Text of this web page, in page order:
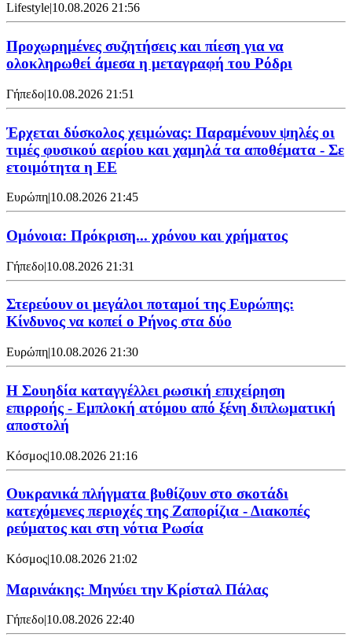
Lifestyle|10.08.2026 21:56
Προχωρημένες συζητήσεις και πίεση για να
ολοκληρωθεί άμεσα η μεταγραφή του Ρόδρι
Γήπεδο|10.08.2026 21:51
Έρχεται δύσκολος χειμώνας: Παραμένουν ψηλές οι
τιμές φυσικού αερίου και χαμηλά τα αποθέματα - Σε
ετοιμότητα η ΕΕ
Ευρώπη|10.08.2026 21:45
Ομόνοια: Πρόκριση... χρόνου και χρήματος
Γήπεδο|10.08.2026 21:31
Στερεύουν οι μεγάλοι ποταμοί της Ευρώπης:
Κίνδυνος να κοπεί ο Ρήνος στα δύο
Ευρώπη|10.08.2026 21:30
Η Σουηδία καταγγέλλει ρωσική επιχείρηση
επιρροής - Εμπλοκή ατόμου από ξένη διπλωματική
αποστολή
Κόσμος|10.08.2026 21:16
Ουκρανικά πλήγματα βυθίζουν στο σκοτάδι
κατεχόμενες περιοχές της Ζαπορίζια - Διακοπές
ρεύματος και στη νότια Ρωσία
Κόσμος|10.08.2026 21:02
Μαρινάκης: Μηνύει την Κρίσταλ Πάλας
Γήπεδο|10.08.2026 22:40